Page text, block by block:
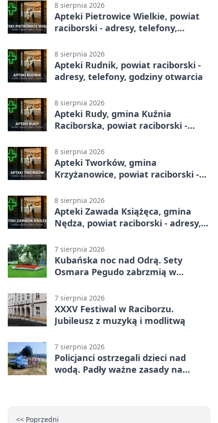
8 sierpnia 2026
Apteki Pietrowice Wielkie, powiat
raciborski - adresy, telefony,
8 sierpnia 2026
Apteki Rudnik, powiat raciborski -
adresy, telefony, godziny otwarcia
8 sierpnia 2026
Apteki Rudy, gmina Kuźnia
Raciborska, powiat raciborski -
8 sierpnia 2026
Apteki Tworków, gmina
Krzyżanowice, powiat raciborski -
8 sierpnia 2026
Apteki Zawada Książęca, gmina
Nędza, powiat raciborski - adresy,
7 sierpnia 2026
Kubańska noc nad Odrą. Sety
Osmara Pegudo zabrzmią w
7 sierpnia 2026
XXXV Festiwal w Raciborzu.
Jubileusz z muzyką i modlitwą
7 sierpnia 2026
Policjanci ostrzegali dzieci nad
wodą. Padły ważne zasady na
<< Poprzedni